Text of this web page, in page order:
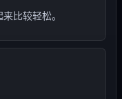
比较轻松。